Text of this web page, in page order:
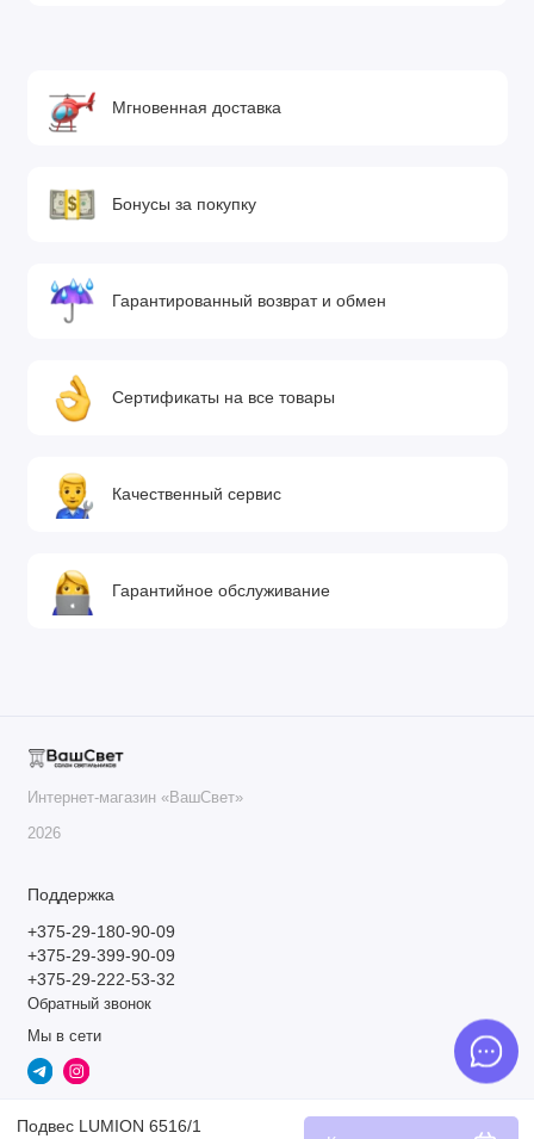
Подвес LUMION 6516/1
Мгновенная доставка
Бонусы за покупку
Гарантированный возврат и обмен
Сертификаты на все товары
Качественный сервис
Гарантийное обслуживание
Интернет-магазин «ВашСвет»
2026
Поддержка
+375-29-180-90-09
+375-29-399-90-09
+375-29-222-53-32
Обратный звонок
Мы в сети